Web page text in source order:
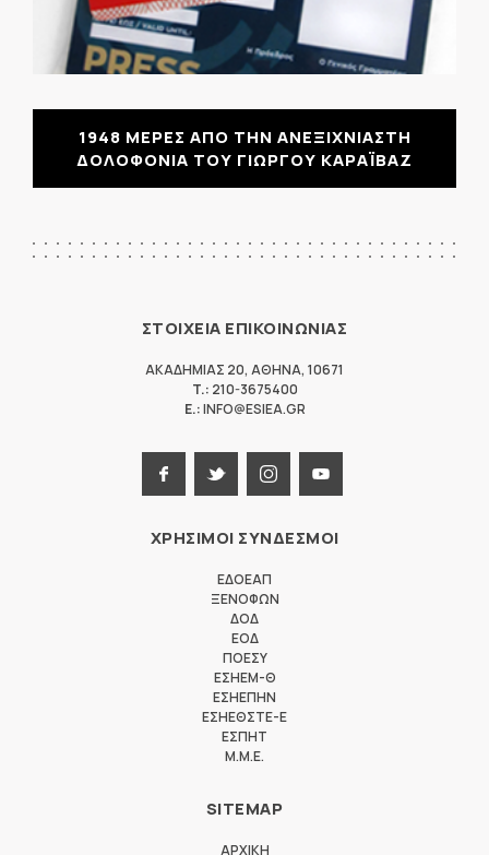
1948 ΜΕΡΕΣ ΑΠΟ ΤΗΝ ΑΝΕΞΙΧΝΙΑΣΤΗ
ΔΟΛΟΦΟΝΙΑ ΤΟΥ ΓΙΩΡΓΟΥ ΚΑΡΑΪΒΑΖ
ΣΤΟΙΧΕΙΑ ΕΠΙΚΟΙΝΩΝΙΑΣ
ΑΚΑΔΗΜΙΑΣ 20, ΑΘΗΝΑ, 10671
T.: 210-3675400
E.:INFO@ESIEA.GR
ΧΡΗΣΙΜΟΙ ΣΥΝΔΕΣΜΟΙ
ΕΔΟΕΑΠ
ΞΕΝΟΦΩΝ
ΔΟΔ
ΕΟΔ
ΠΟΕΣΥ
ΕΣΗΕΜ-Θ
ΕΣΗΕΠΗΝ
ΕΣΗΕΘΣΤΕ-Ε
ΕΣΠΗΤ
M.M.E.
SITEMAP
ΑΡΧΙΚΗ